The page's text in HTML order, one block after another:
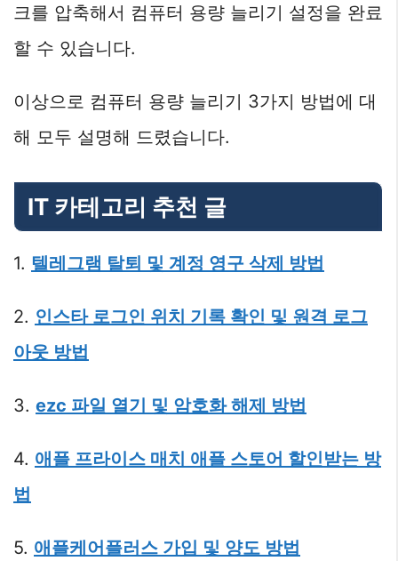
크를 압축해서 컴퓨터 용량 늘리기 설정을 완료
할 수 있습니다.
이상으로 컴퓨터 용량 늘리기 3가지 방법에 대
해 모두 설명해 드렸습니다.
IT 카테고리 추천 글
1. 텔레그램 탈퇴 및 계정 영구 삭제 방법
2. 인스타 로그인 위치 기록 확인 및 원격 로그
아웃 방법
3. ezc 파일 열기 및 암호화 해제 방법
4. 애플 프라이스 매치 애플 스토어 할인받는 방
법
5. 애플케어플러스 가입 및 양도 방법